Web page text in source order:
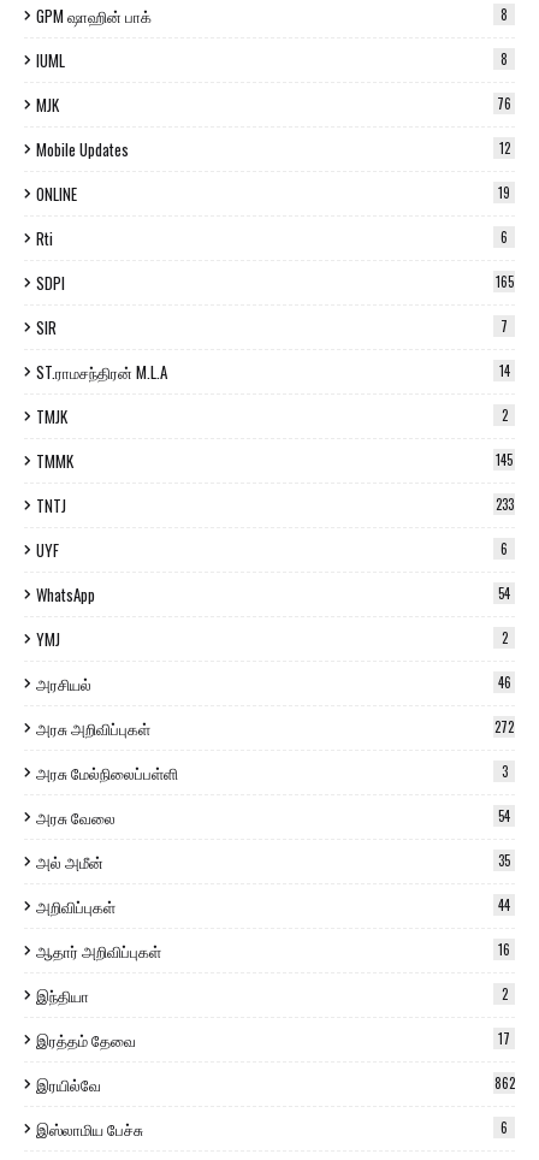
GPM ஷாஹின் பாக் 8
IUML 8
MJK 76
Mobile Updates 12
ONLINE 19
Rti 6
SDPI 165
SIR 7
ST.ராமசந்திரன் M.L.A 14
TMJK 2
TMMK 145
TNTJ 233
UYF 6
WhatsApp 54
YMJ 2
அரசியல் 46
அரசு அறிவிப்புகள் 272
அரசு மேல்நிலைப்பள்ளி 3
அரசு வேலை 54
அல் அமீன் 35
அறிவிப்புகள் 44
ஆதார் அறிவிப்புகள் 16
இந்தியா 2
இரத்தம் தேவை 17
இரயில்வே 862
இஸ்லாமிய பேச்சு 6